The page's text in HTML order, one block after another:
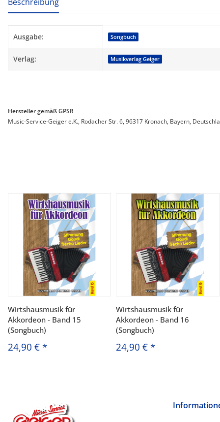
Produkteigenschaft
Wert
Ausgabe: Songbuch
Verlag: Musikverlag Geiger
Hersteller gemäß GPSR
Music-Service-Geiger e.K., Rodacher Str. 6, 96317 Kronach, Bayern,
Wirtshausmusik für
Akkordeon - Band 15
(Songbuch)
24,90 € *
Wirtshausmusik für
Akkordeon - Band 16
(Songbuch)
24,90 € *